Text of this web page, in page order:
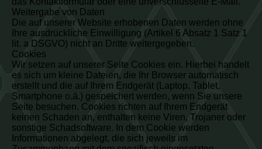
Weitergabe von Daten
Die auf unserer Website erhobenen Daten werden ohne
Ihre ausdrückliche Einwilligung (Artikel 6 Absatz 1 Satz 1
lit. a DSGVO) nicht an Dritte weitergegeben.
Cookies
Wir setzen auf unserer Seite Cookies ein. Hierbei handelt
es sich um kleine Dateien, die Ihr Browser automatisch
erstellt und die auf Ihrem Endgerät (Laptop, Tablet,
Smartphone o.ä.) gespeichert werden, wenn Sie unsere
Seite besuchen. Cookies richten auf Ihrem Endgerät
keinen Schaden an, enthalten keine Viren, Trojaner oder
sonstige Schadsoftware. In dem Cookie werden
Informationen abgelegt, die sich jeweils im